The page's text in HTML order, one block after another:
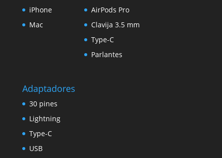
iPhone
Mac
AirPods Pro
Clavija 3.5 mm
Type-C
Parlantes
Adaptadores
30 pines
Lightning
Type-C
USB